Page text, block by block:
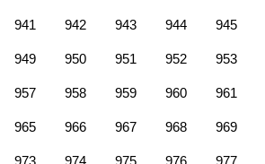
941 942 943 944 945
949 950 951 952 953
957 958 959 960 961
965 966 967 968 969